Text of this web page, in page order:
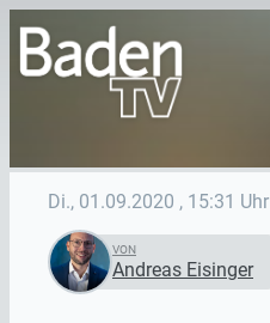
Di., 01.09.2020 , 15:31 Uhr
VON
Andreas Eisinger